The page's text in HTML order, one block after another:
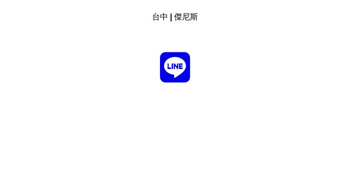
台中 | 傑尼斯